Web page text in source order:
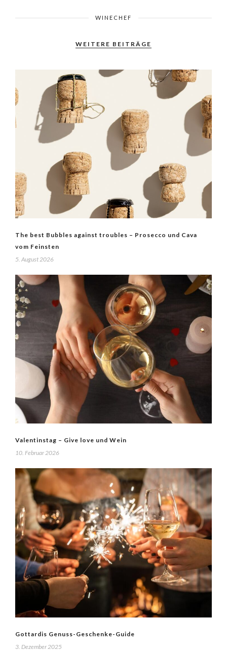
WINECHEF
WEITERE BEITRÄGE
The best Bubbles against troubles – Prosecco und Cava
vom Feinsten
5. August 2026
Valentinstag – Give love und Wein
10. Februar 2026
Gottardis Genuss-Geschenke-Guide
3. Dezember 2025